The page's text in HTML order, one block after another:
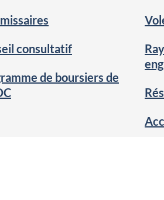
consultatif
de boursiers de